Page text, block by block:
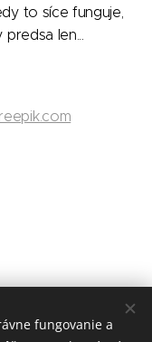
to síce funguje,
len...
fungovanie a